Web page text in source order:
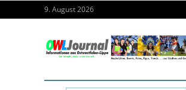
9. August 2026